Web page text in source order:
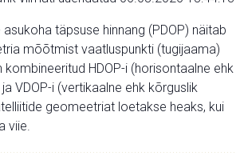
täpsuse hinnang (PDOP) näitab
mõõtmist vaatluspunkti (tugijaama)
kombineeritud HDOP-i (horisontaalne ehk
VDOP-i (vertikaalne ehk kõrguslik
geomeetriat loetakse heaks, kui
viie.